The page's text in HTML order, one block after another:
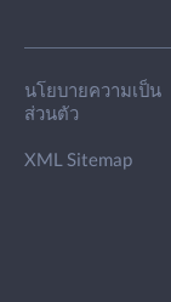
นโยบายความเป็น
ส่วนตัว
XML Sitemap